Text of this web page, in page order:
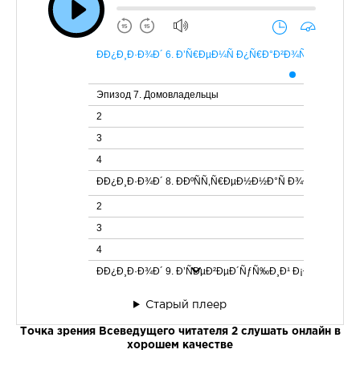
Ð­Ð¿Ð¸Ð·Ð¾Ð´ 6. Ð’Ñ€ÐµÐ¼Ñ Ð¿Ñ€Ð°Ð²Ð¾ÑÑƒÐ´Ð¸Ñ
Эпизод 7. Домовладельцы
2
3
4
Ð­Ð¿Ð¸Ð·Ð¾Ð´ 8. Ð­ÐºÑÑ‚Ñ€ÐµÐ½Ð½Ð°Ñ
2
3
4
Ð­Ð¿Ð¸Ð·Ð¾Ð´ 9. Ð’ÑÐµÐ²ÐµÐ´ÑƒÑ‰Ð¸Ð¹
Старый плеер
Точка зрения Всеведущего читателя 2 слушать онлайн в
хорошем качестве